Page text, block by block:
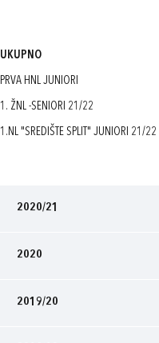
UKUPNO
PRVA HNL JUNIORI
1. ŽNL -SENIORI 21/22
1.NL "SREDIŠTE SPLIT" JUNIORI 21/22
2020/21
2020
2019/20